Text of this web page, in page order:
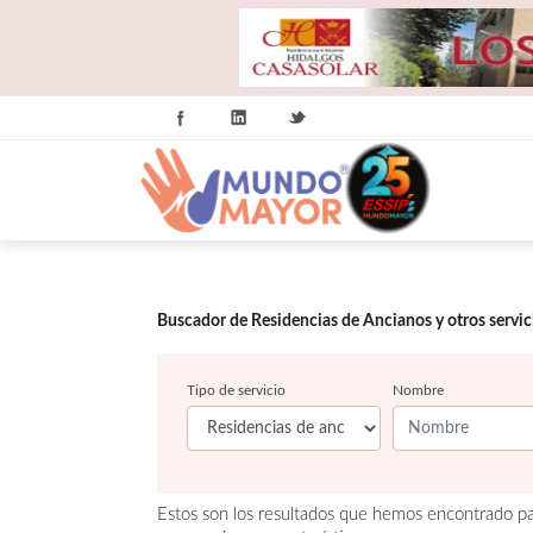
Buscador de Residencias de Ancianos y otros
Tipo de servicio Nombre
Estos son los resultados que hemos encontrado